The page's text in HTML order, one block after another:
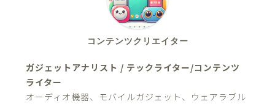
コンテンツクリエイター
ガジェットアナリスト / テックライター/コンテンツ
ライター
オーディオ機器、モバイルガジェット、ウェアラブル